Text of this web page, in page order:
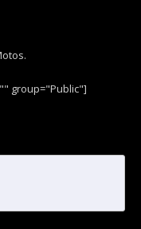
group="Public"]